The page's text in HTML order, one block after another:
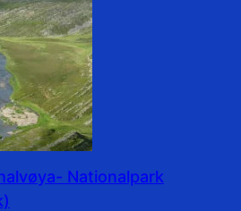
Nationalpark